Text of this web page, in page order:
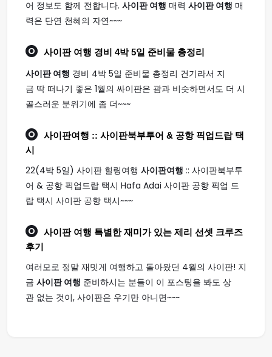
어 정보도 함께 전합니다. 사이판 여행 매력 사이판 여행 매
력은 단연 천혜의 자연~~~
사이판 여행 경비 4박 5일 준비물 총정리
사이판 여행 경비 4박 5일 준비물 총정리 건기라서 지
금 딱 떠나기 좋은 1월의 싸이판은 괌과 비슷하면서도 더 시
골스러운 분위기에 좀 더~~~
사이판여행 :: 사이판북부투어 & 공항 픽업드랍 택
시
22(4박 5일) 사이판 힐링여행 사이판여행 :: 사이판북부투
어 & 공항 픽업드랍 택시 Hafa Adai 사이판 공항 픽업 드
랍 택시 사이판 공항 택시~~~
사이판 여행 특별한 재미가 있는 제리 선셋 크루즈
후기
여러모로 정말 재밋게 여행하고 돌아왔던 4월의 사이판! 지
금 사이판 여행 준비하시는 분들이 이 포스팅을 봐도 상
관 없는 것이, 사이판은 우기만 아니면~~~